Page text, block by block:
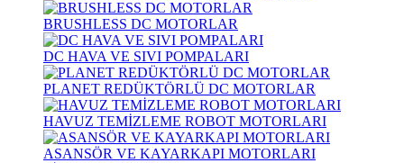
BRUSHLESS DC MOTORLAR
DC HAVA VE SIVI POMPALARI
PLANET REDÜKTÖRLÜ DC MOTORLAR
HAVUZ TEMİZLEME ROBOT MOTORLARI
ASANSÖR VE KAYARKAPI MOTORLARI